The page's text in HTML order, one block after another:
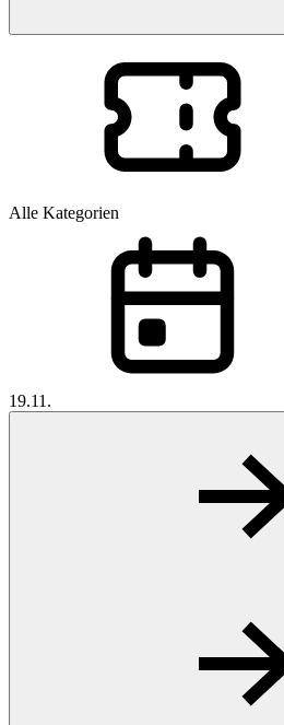
Alle Kategorien
19.11.